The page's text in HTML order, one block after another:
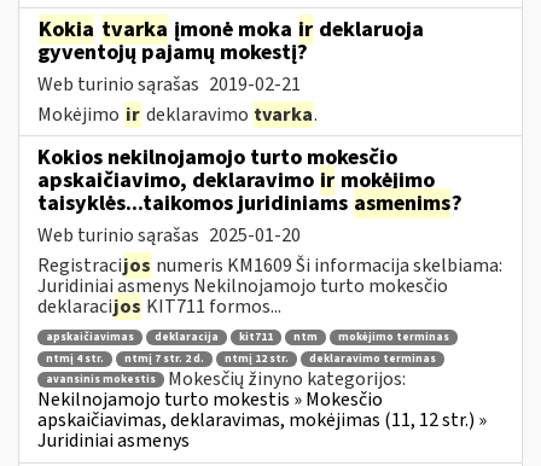
Kokia tvarka įmonė moka ir deklaruoja
gyventojų pajamų mokestį?
Web turinio sąrašas 2019-02-21
Mokėjimo ir deklaravimo tvarka.
Kokios nekilnojamojo turto mokesčio
apskaičiavimo, deklaravimo ir mokėjimo
taisyklės...taikomos juridiniams asmenims?
Web turinio sąrašas 2025-01-20
Registracijos numeris KM1609 Ši informacija skelbiama:
Juridiniai asmenys Nekilnojamojo turto mokesčio
deklaracijos KIT711 formos...
apskaičiavimas deklaracija kit711 ntm
mokėjimo terminas
ntmį 4 str.
ntmį 7 str. 2 d. ntmį 12 str.
deklaravimo terminas
avansinis mokestis
Mokesčių žinyno kategorijos:
Nekilnojamojo turto mokestis » Mokesčio
apskaičiavimas, deklaravimas, mokėjimas (11, 12 str.) »
Juridiniai asmenys